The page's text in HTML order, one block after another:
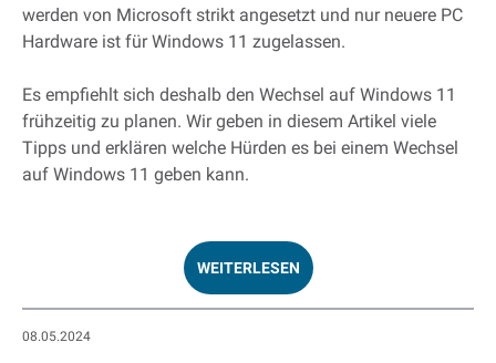
werden von Microsoft strikt angesetzt und nur neuere PC
Hardware ist für Windows 11 zugelassen.
Es empfiehlt sich deshalb den Wechsel auf Windows 11
frühzeitig zu planen. Wir geben in diesem Artikel viele
Tipps und erklären welche Hürden es bei einem Wechsel
auf Windows 11 geben kann.
WEITERLESEN
08.05.2024